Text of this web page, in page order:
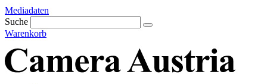
Mediadaten
Suche
Warenkorb